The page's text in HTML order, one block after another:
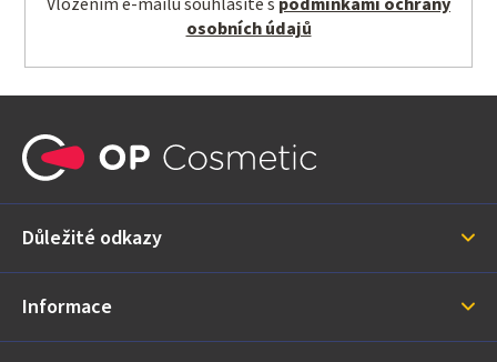
osobních údajů
a
í
Důležité odkazy
Informace